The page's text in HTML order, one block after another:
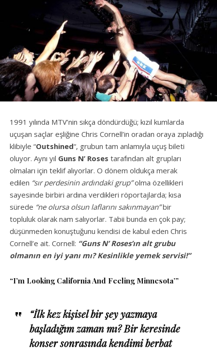
1991 yılında MTV’nin sıkça döndürdüğü; kızıl kumlarda
uçuşan saçlar eşliğine Chris Cornell’in oradan oraya zıpladığı
klibiyle “Outshined“, grubun tam anlamıyla uçuş bileti
oluyor. Aynı yıl Guns N’ Roses tarafından alt grupları
olmaları için teklif alıyorlar. O dönem oldukça merak
edilen “sır perdesinin ardındaki grup”olma özellikleri
sayesinde birbiri ardına verdikleri röportajlarda; kısa
sürede “ne olursa olsun laflarını sakınmayan”bir
topluluk olarak nam salıyorlar. Tabii bunda en çok pay;
düşünmeden konuştuğunu kendisi de kabul eden Chris
Cornell’e ait. Cornell: “Guns N’ Roses’ın alt grubu
olmanın en iyi yanı mı? Kesinlikle yemek servisi!”
“I’m Looking California And Feeling Minnesota’”
“İlk kez kişisel bir şey yazmaya
başladığım zaman mı? Bir keresinde
konser sonrasında kendimi berbat